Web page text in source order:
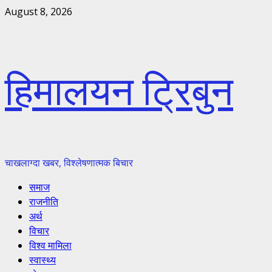
Skip
August 8, 2026
हिमालयन ट्रिबुन
चाखलाग्दा खबर, विश्लेषणात्मक बिचार
Primary
Menu
समाज
राजनीति
अर्थ
विचार
विश्व मामिला
स्वास्थ्य